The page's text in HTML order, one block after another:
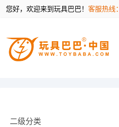
您好，欢迎来到玩具巴巴！ 客服热线
二级分类